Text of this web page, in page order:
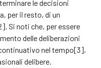
le decisioni
per il resto, di un
Si noti che, per essere
delle deliberazioni
nel tempo[3],
delibere.